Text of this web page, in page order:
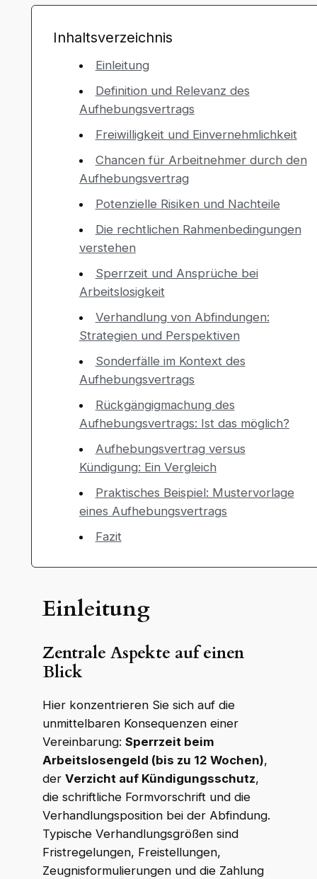
Inhaltsverzeichnis
Einleitung
Definition und Relevanz des
Aufhebungsvertrags
Freiwilligkeit und Einvernehmlichkeit
Chancen für Arbeitnehmer durch den
Aufhebungsvertrag
Potenzielle Risiken und Nachteile
Die rechtlichen Rahmenbedingungen
verstehen
Sperrzeit und Ansprüche bei
Arbeitslosigkeit
Verhandlung von Abfindungen:
Strategien und Perspektiven
Sonderfälle im Kontext des
Aufhebungsvertrags
Rückgängigmachung des
Aufhebungsvertrags: Ist das möglich?
Aufhebungsvertrag versus
Kündigung: Ein Vergleich
Praktisches Beispiel: Mustervorlage
eines Aufhebungsvertrags
Fazit
Einleitung
Zentrale Aspekte auf einen
Blick
Hier konzentrieren Sie sich auf die
unmittelbaren Konsequenzen einer
Vereinbarung: Sperrzeit beim
Arbeitslosengeld (bis zu 12 Wochen),
der Verzicht auf Kündigungsschutz,
die schriftliche Formvorschrift und die
Verhandlungsposition bei der Abfindung.
Typische Verhandlungsgrößen sind
Fristregelungen, Freistellungen,
Zeugnisformulierungen und die Zahlung